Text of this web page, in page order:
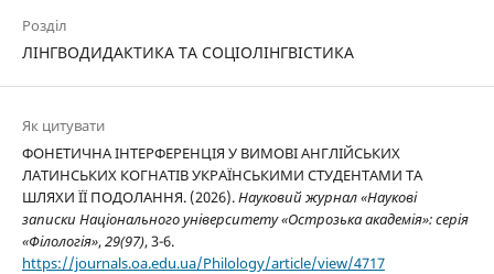
Розділ
ЛІНГВОДИДАКТИКА ТА СОЦІОЛІНГВІСТИКА
Як цитувати
ФОНЕТИЧНА ІНТЕРФЕРЕНЦІЯ У ВИМОВІ АНГЛІЙСЬКИХ
ЛАТИНСЬКИХ КОГНАТІВ УКРАЇНСЬКИМИ СТУДЕНТАМИ ТА
ШЛЯХИ ЇЇ ПОДОЛАННЯ. (2026).Науковий журнал «Наукові
записки Національного університету «Острозька академія»: серія
«Філологія»,29(97), 3-6.
https://journals.oa.edu.ua/Philology/article/view/4717